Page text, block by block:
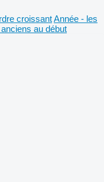
croissantAnnée - les
au début